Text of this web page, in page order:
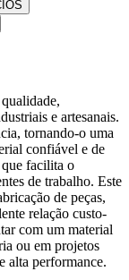
e artesanais.
tornando-o uma
confiável e de
facilita o
de trabalho. Este
de peças,
relação custo-
com um material
ou em projetos
alta performance.